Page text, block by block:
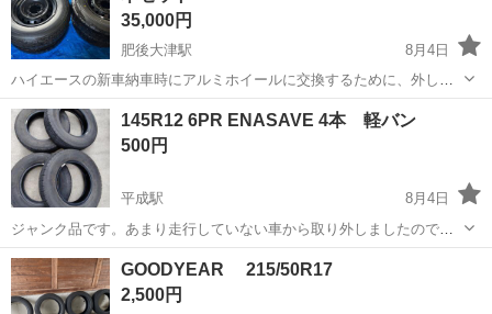
35,000円
肥後大津駅
8月4日
ハイエースの新車納車時にアルミホイールに交換するために、外した
ホイールとタイヤのセットです。 タイヤ製造年：2025年 サイズ：
195/80/R15 引取限定でお願いします。
熊本 菊池郡 タイヤ、ホイール
145R12 6PR ENASAVE 4本 軽バン
500円
平成駅
8月4日
ジャンク品です。あまり走行していない車から取り外しましたので山
はかなりありますが、サイドのヒビ割れがひどいですので車検は無理
です。走行用には不適合だと思います。取り外すまでは、パンクや空
気抜けはありませんでした。ノークレーム...
熊本 熊本市
GOODYEAR 215/50R17
2,500円